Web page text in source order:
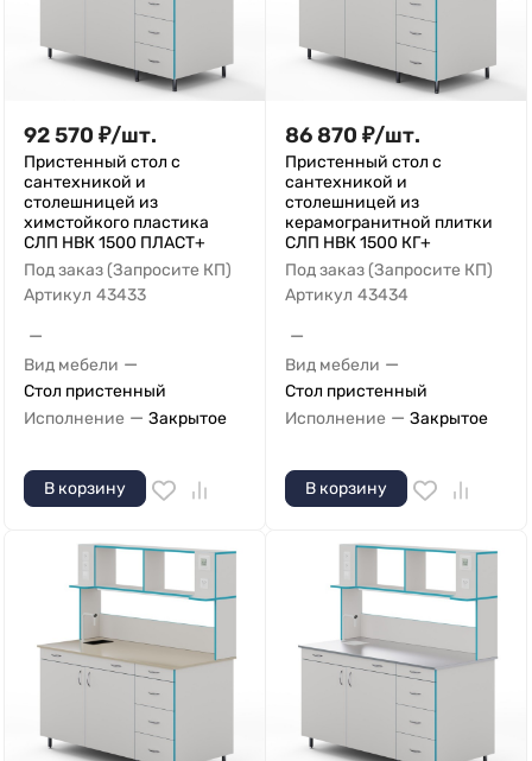
92 570 ₽/шт.
Пристенный стол с
сантехникой и
столешницей из
химстойкого пластика
СЛП НВК 1500 ПЛАСТ+
Под заказ (Запросите КП)
Артикул 43433
—
Вид мебели —
Стол пристенный
Исполнение — Закрытое
В корзину
86 870 ₽/шт.
Пристенный стол с
сантехникой и
столешницей из
керамогранитной плитки
СЛП НВК 1500 КГ+
Под заказ (Запросите КП)
Артикул 43434
—
Вид мебели —
Стол пристенный
Исполнение — Закрытое
В корзину